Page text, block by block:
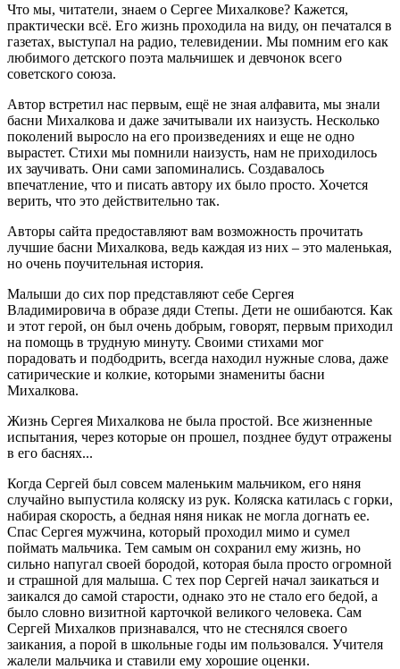
Что мы, читатели, знаем о Сергее Михалкове? Кажется,
практически всё. Его жизнь проходила на виду, он печатался в
газетах, выступал на радио, телевидении. Мы помним его как
любимого детского поэта мальчишек и девчонок всего
советского союза.
Автор встретил нас первым, ещё не зная алфавита, мы знали
басни Михалкова и даже зачитывали их наизусть. Несколько
поколений выросло на его произведениях и еще не одно
вырастет. Стихи мы помнили наизусть, нам не приходилось
их заучивать. Они сами запоминались. Создавалось
впечатление, что и писать автору их было просто. Хочется
верить, что это действительно так.
Авторы сайта предоставляют вам возможность прочитать
лучшие басни Михалкова, ведь каждая из них – это маленькая,
но очень поучительная история.
Малыши до сих пор представляют себе Сергея
Владимировича в образе дяди Степы. Дети не ошибаются. Как
и этот герой, он был очень добрым, говорят, первым приходил
на помощь в трудную минуту. Своими стихами мог
порадовать и подбодрить, всегда находил нужные слова, даже
сатирические и колкие, которыми знамениты басни
Михалкова.
Жизнь Сергея Михалкова не была простой. Все жизненные
испытания, через которые он прошел, позднее будут отражены
в его баснях...
Когда Сергей был совсем маленьким мальчиком, его няня
случайно выпустила коляску из рук. Коляска катилась с горки,
набирая скорость, а бедная няня никак не могла догнать ее.
Спас Сергея мужчина, который проходил мимо и сумел
поймать мальчика. Тем самым он сохранил ему жизнь, но
сильно напугал своей бородой, которая была просто огромной
и страшной для малыша. С тех пор Сергей начал заикаться и
заикался до самой старости, однако это не стало его бедой, а
было словно визитной карточкой великого человека. Сам
Сергей Михалков признавался, что не стеснялся своего
заикания, а порой в школьные годы им пользовался. Учителя
жалели мальчика и ставили ему хорошие оценки.